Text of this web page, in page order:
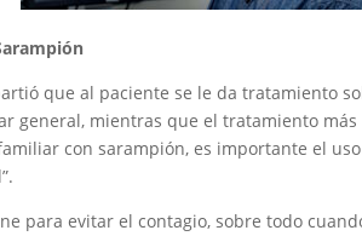
que al paciente se le da tratamiento
general, mientras que el tratamiento
con sarampión, es importante el
para evitar el contagio, sobre todo